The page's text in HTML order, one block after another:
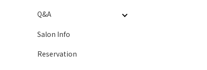
Q&A
Salon Info
Reservation